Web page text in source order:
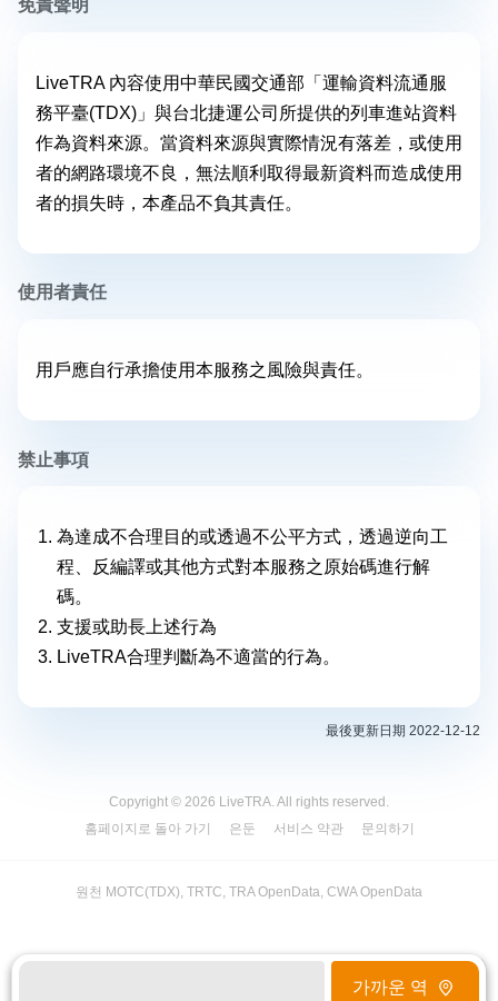
免責聲明
LiveTRA 內容使用中華民國交通部「運輸資料流通服
務平臺(TDX)」與台北捷運公司所提供的列車進站資料
作為資料來源。當資料來源與實際情況有落差，或使用
者的網路環境不良，無法順利取得最新資料而造成使用
者的損失時，本產品不負其責任。
使用者責任
用戶應自行承擔使用本服務之風險與責任。
禁止事項
為達成不合理目的或透過不公平方式，透過逆向工
程、反編譯或其他方式對本服務之原始碼進行解
碼。
支援或助長上述行為
LiveTRA合理判斷為不適當的行為。
最後更新日期 2022-12-12
Copyright © 2026 LiveTRA. All rights reserved.
홈페이지로 돌아 가기
은둔 서비스 약관 문의하기
원천 MOTC(TDX), TRTC, TRA OpenData, CWA OpenData
가까운 역